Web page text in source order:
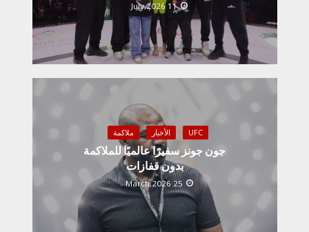
11 July,2026
UFC الأخبار ملاكمة
جون جونز سفيرًا عالميًا للملاكمة
بدون قفازات
25 March,2026